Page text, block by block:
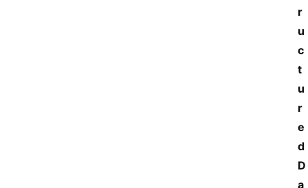
r
u
c
t
u
r
e
d
D
a